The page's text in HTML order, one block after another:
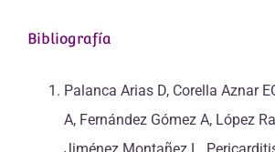
Bibliografía
Palanca Arias D, Corella Aznar
A, Fernández Gómez A, López